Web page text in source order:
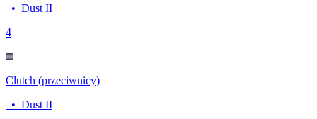
• Dust II
4
Clutch (przeciwnicy)
• Dust II